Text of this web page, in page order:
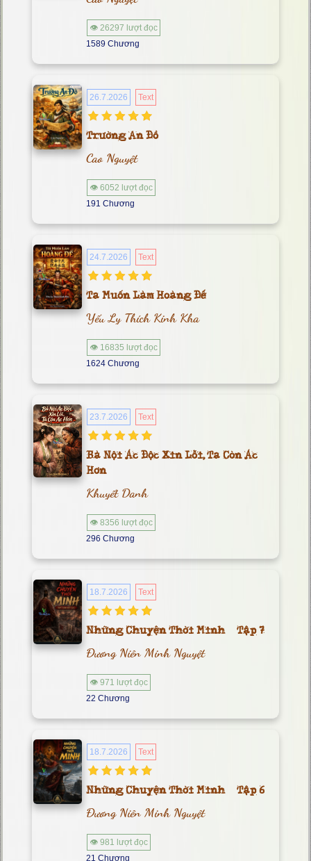
👁 26297 lượt đọc
1589 Chương
26.7.2026 Text
Trường An Đồ
Cao Nguyệt
👁 6052 lượt đọc
191 Chương
24.7.2026 Text
Ta Muốn Làm Hoàng Đế
Yếu Ly Thích Kinh Kha
👁 16835 lượt đọc
1624 Chương
23.7.2026 Text
Bà Nội Ác Độc Xin Lỗi, Ta Còn Ác
Hơn
Khuyết Danh
👁 8356 lượt đọc
296 Chương
18.7.2026 Text
Những Chuyện Thời Minh – Tập 7
Đương Niên Minh Nguyệt
👁 971 lượt đọc
22 Chương
18.7.2026 Text
Những Chuyện Thời Minh – Tập 6
Đương Niên Minh Nguyệt
👁 981 lượt đọc
21 Chương